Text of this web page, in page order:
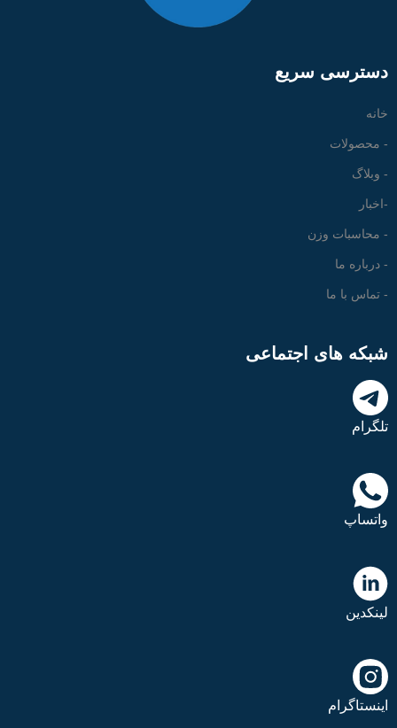
دسترسی سریع
خانه
- محصولات
- وبلاگ
-اخبار
- محاسبات وزن
- درباره ما
- تماس با ما
شبکه های اجتماعی
تلگرام
واتساپ
لینکدین
اینستاگرام